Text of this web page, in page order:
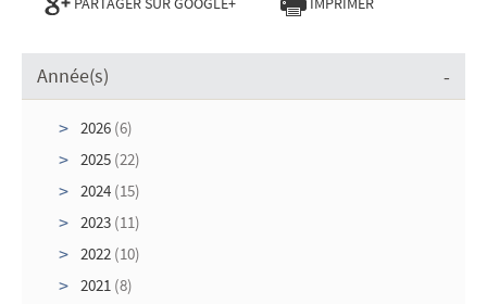
Année(s)
2026 (6)
2025 (22)
2024 (15)
2023 (11)
2022 (10)
2021 (8)